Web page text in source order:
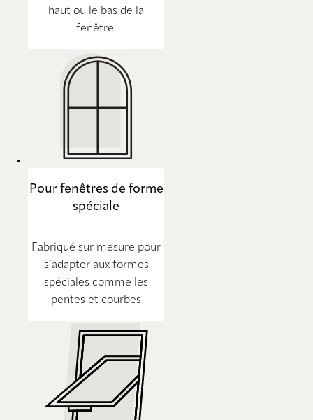
haut ou le bas de la
fenêtre.
Pour fenêtres de forme
spéciale
Fabriqué sur mesure pour
s’adapter aux formes
spéciales comme les
pentes et courbes